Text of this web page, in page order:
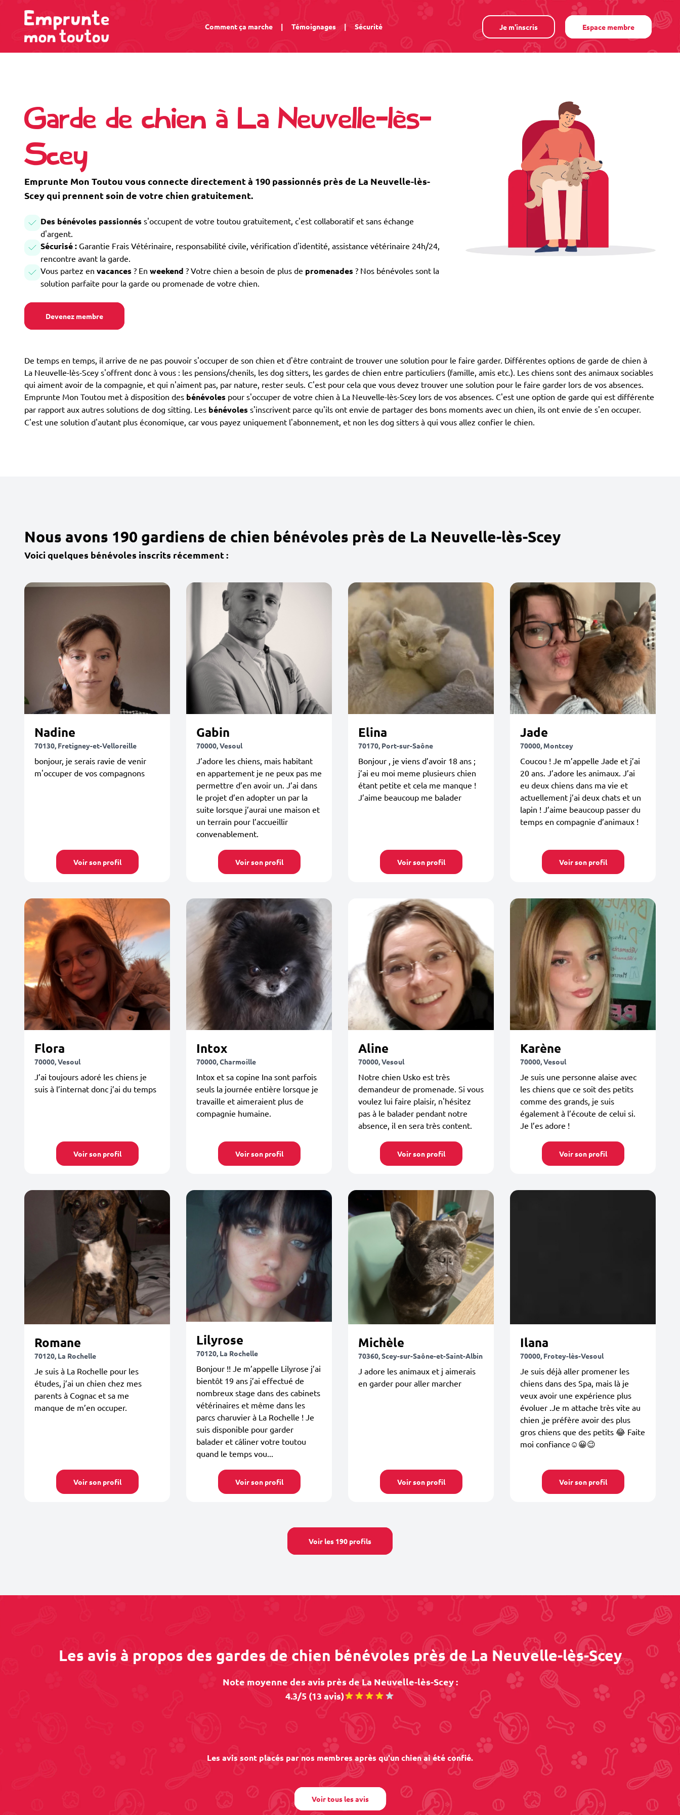
Comment ça marche | Témoignages | Sécurité Je m'inscris Espace membre
Garde de chien à La Neuvelle-lès-
Scey
Emprunte Mon Toutou vous connecte directement à 190 passionnés près de La Neuvelle-lès-
Scey qui prennent soin de votre chien gratuitement.
Des bénévoles passionnés s'occupent de votre toutou gratuitement, c'est collaboratif et sans échange
d'argent.
Sécurisé : Garantie Frais Vétérinaire, responsabilité civile, vérification d'identité, assistance vétérinaire 24h/24,
rencontre avant la garde.
Vous partez en vacances ? En weekend ? Votre chien a besoin de plus de promenades ? Nos bénévoles sont la
solution parfaite pour la garde ou promenade de votre chien.
Devenez membre
De temps en temps, il arrive de ne pas pouvoir s'occuper de son chien et d'être contraint de trouver une solution pour le faire garder. Différentes options de garde de chien à
La Neuvelle-lès-Scey s'offrent donc à vous : les pensions/chenils, les dog sitters, les gardes de chien entre particuliers (famille, amis etc.). Les chiens sont des animaux sociables
qui aiment avoir de la compagnie, et qui n'aiment pas, par nature, rester seuls. C'est pour cela que vous devez trouver une solution pour le faire garder lors de vos absences.
Emprunte Mon Toutou met à disposition des bénévoles pour s'occuper de votre chien à La Neuvelle-lès-Scey lors de vos absences. C'est une option de garde qui est différente
par rapport aux autres solutions de dog sitting. Les bénévoles s'inscrivent parce qu'ils ont envie de partager des bons moments avec un chien, ils ont envie de s'en occuper.
C'est une solution d'autant plus économique, car vous payez uniquement l'abonnement, et non les dog sitters à qui vous allez confier le chien.
Nous avons 190 gardiens de chien bénévoles près de La Neuvelle-lès-Scey
Voici quelques bénévoles inscrits récemment :
Nadine
70130, Fretigney-et-Velloreille
bonjour, je serais ravie de venir
m'occuper de vos compagnons
Voir son profil
Gabin
70000, Vesoul
J’adore les chiens, mais habitant
en appartement je ne peux pas me
permettre d’en avoir un. J’ai dans
le projet d’en adopter un par la
suite lorsque j’aurai une maison et
un terrain pour l’accueillir
convenablement.
Voir son profil
Elina
70170, Port-sur-Saône
Bonjour , je viens d’avoir 18 ans ;
j’ai eu moi meme plusieurs chien
étant petite et cela me manque !
J’aime beaucoup me balader
Voir son profil
Jade
70000, Montcey
Coucou ! Je m’appelle Jade et j’ai
20 ans. J’adore les animaux. J’ai
eu deux chiens dans ma vie et
actuellement j’ai deux chats et un
lapin ! J’aime beaucoup passer du
temps en compagnie d’animaux !
Voir son profil
Flora
70000, Vesoul
J’ai toujours adoré les chiens je
suis à l’internat donc j’ai du temps
Voir son profil
Intox
70000, Charmoille
Intox et sa copine Ina sont parfois
seuls la journée entière lorsque je
travaille et aimeraient plus de
compagnie humaine.
Voir son profil
Aline
70000, Vesoul
Notre chien Usko est très
demandeur de promenade. Si vous
voulez lui faire plaisir, n'hésitez
pas à le balader pendant notre
absence, il en sera très content.
Voir son profil
Karène
70000, Vesoul
Je suis une personne alaise avec
les chiens que ce soit des petits
comme des grands, je suis
également à l’écoute de celui si.
Je l’es adore !
Voir son profil
Romane
70120, La Rochelle
Je suis à La Rochelle pour les
études, j’ai un chien chez mes
parents à Cognac et sa me
manque de m’en occuper.
Voir son profil
Lilyrose
70120, La Rochelle
Bonjour !! Je m’appelle Lilyrose j’ai
bientôt 19 ans j’ai effectué de
nombreux stage dans des cabinets
vétérinaires et même dans les
parcs charuvier à La Rochelle ! Je
suis disponible pour garder
balader et câliner votre toutou
quand le temps vou...
Voir son profil
Michèle
70360, Scey-sur-Saône-et-Saint-Albin
J adore les animaux et j aimerais
en garder pour aller marcher
Voir son profil
Ilana
70000, Frotey-lès-Vesoul
Je suis déjà aller promener les
chiens dans des Spa, mais là je
veux avoir une expérience plus
évoluer .Je m attache très vite au
chien ,je préfère avoir des plus
gros chiens que des petits 😂 Faite
moi confiance☺️😀😉
Voir son profil
Voir les 190 profils
Les avis à propos des gardes de chien bénévoles près de La Neuvelle-lès-Scey
Note moyenne des avis près de La Neuvelle-lès-Scey :
4.3/5 (13 avis)
Les avis sont placés par nos membres après qu'un chien ai été confié.
Voir tous les avis